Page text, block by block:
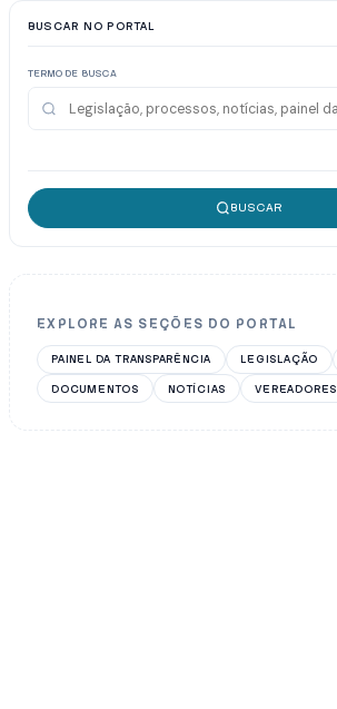
BUSCAR NO PORTAL
TERMO DE BUSCA
BUSCAR
EXPLORE AS SEÇÕES DO PORTAL
PAINEL DA TRANSPARÊNCIA LEGISLAÇÃO
DOCUMENTOS NOTÍCIAS VEREADORES